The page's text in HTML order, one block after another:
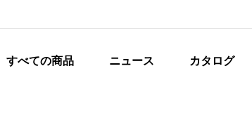
すべての商品 ニュース カタログ